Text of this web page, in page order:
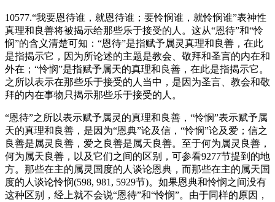
10577.“我要恩待谁，就恩待谁；要怜悯谁，就怜悯谁”表神性
真理和良善将被揭示给那些乐于接受的人。这从“恩待”和“怜
悯”的含义清楚可知：“恩待”是指赋予属灵真理和良善，在此
是指揭示它，因为所论述的主题是教会、敬拜和圣言的内在和
外在；“怜悯”是指赋予属天的真理和良善，在此是指揭示它。
之所以表示在那些乐于接受的人当中，是因为圣言、教会和敬
拜的内在事物只揭示那些乐于接受的人。
“恩待”之所以表示赋予属灵的真理和良善，“怜悯”表示赋予属
天的真理和良善，是因为“恩典”论及信，“怜悯”论及爱；信之
良善是属灵良善，爱之良善是属天良善。至于何为属灵良善，
何为属天良善，以及它们之间的区别，可参看9277节提到的地
方。那些在主的属灵国度的人谈论恩典，而那些在主的属天国
度的人谈论怜悯(598, 981, 5929节)。如果恩典和怜悯之间没有
这种区别，经上就不会说“恩待”和“怜悯”。由于同样的原因，